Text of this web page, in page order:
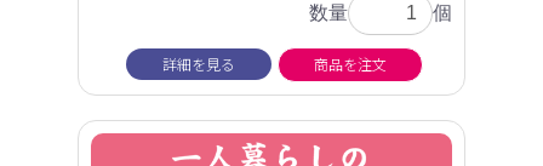
数量 個
詳細を見る 商品を注文